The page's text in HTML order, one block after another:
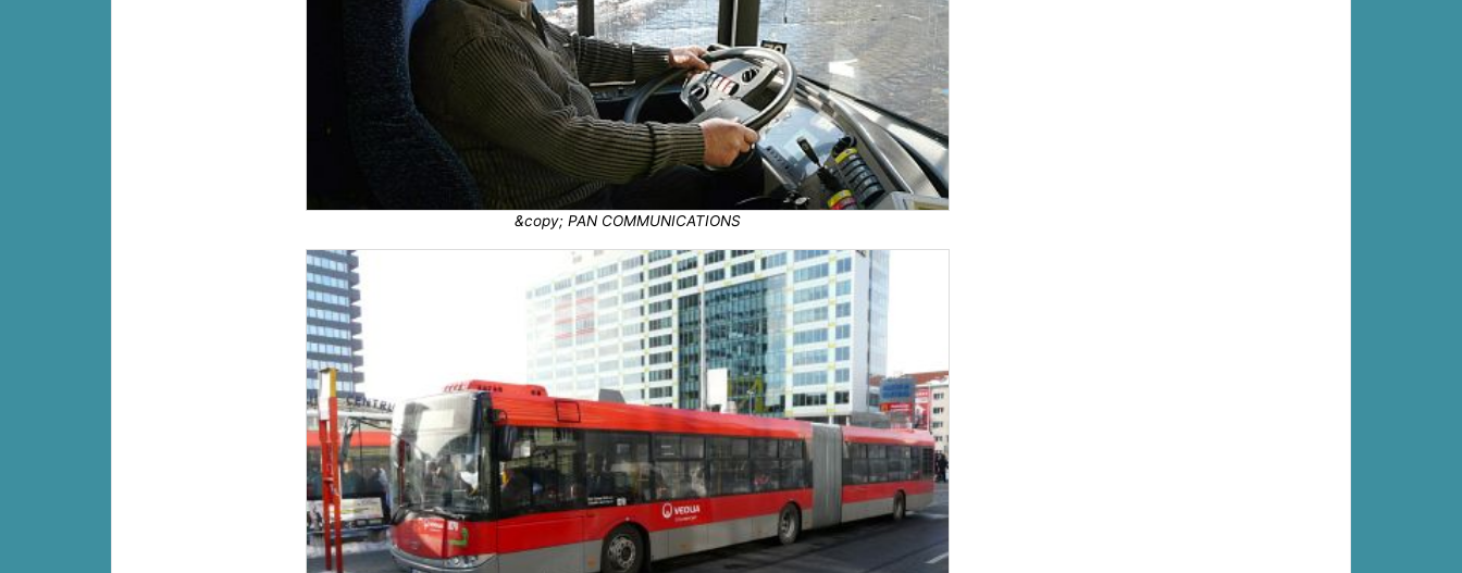
&copy; PAN COMMUNICATIONS